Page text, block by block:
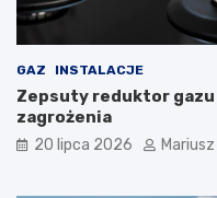
GAZ INSTALACJE
Zepsuty reduktor gazu
zagrożenia
20 lipca 2026